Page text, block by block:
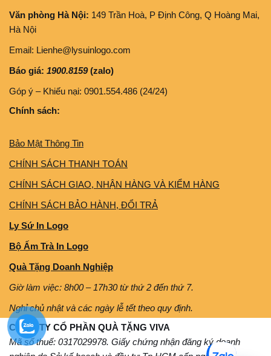
Văn phòng Hà Nội: 149 Trần Hoà, P Định Công, Q Hoàng Mai,
Hà Nội
Email: Lienhe@lysuinlogo.com
Báo giá: 1900.8159(zalo)
Góp ý – Khiếu nại: 0901.554.486 (24/24)
Chính sách:
Bảo Mật Thông Tin
CHÍNH SÁCH THANH TOÁN
CHÍNH SÁCH GIAO, NHẬN HÀNG VÀ KIỂM HÀNG
CHÍNH SÁCH BẢO HÀNH, ĐỔI TRẢ
Ly Sứ In Logo
Bộ Ấm Trà In Logo
Quà Tặng Doanh Nghiệp
Giờ làm việc: 8h00 – 17h30 từ thứ 2 đến thứ 7.
Nghỉ chủ nhật và các ngày lễ tết theo quy định.
CÔNG TY CỔ PHẦN QUÀ TẶNG VIVA
Mã số thuế: 0317029978. Giấy chứng nhận đăng ký doanh